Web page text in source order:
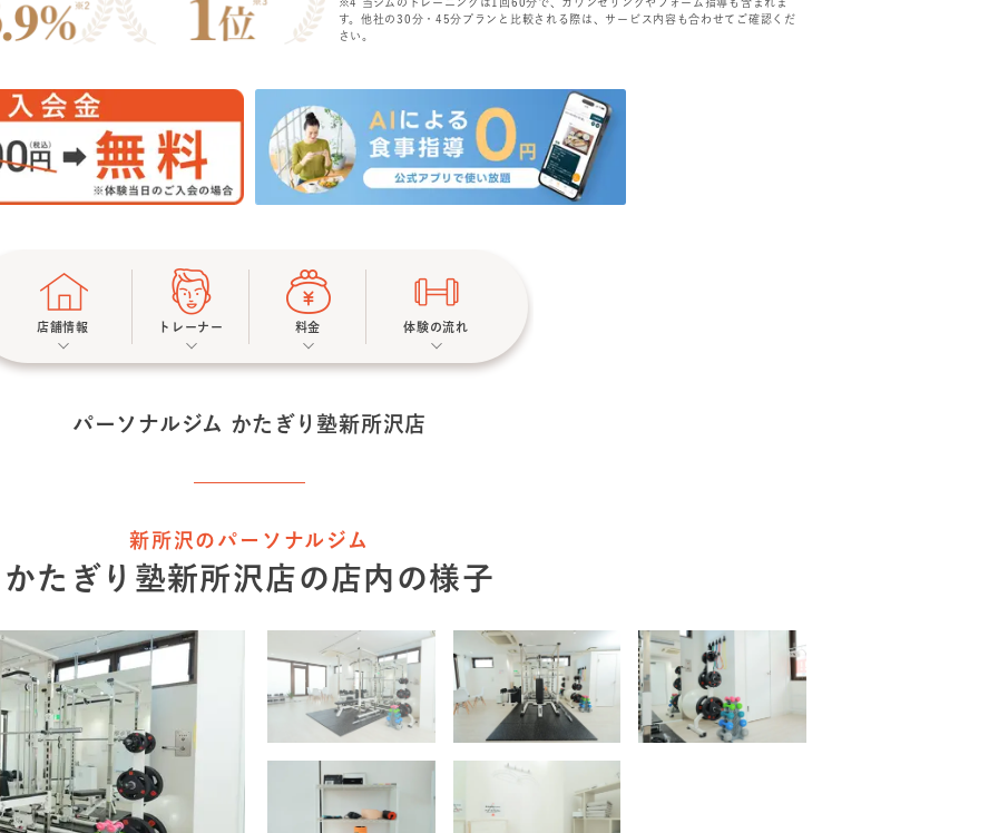
※4 当ジムのトレーニングは1回60分で、カウンセリングやフォーム指導も含まれま
す。他社の30分・45分プランと比較される際は、サービス内容も合わせてご確認くだ
さい。
店舗情報 トレーナー 料金 体験の流れ
パーソナルジム かたぎり塾新所沢店
新所沢のパーソナルジム
かたぎり塾新所沢店の店内の様子